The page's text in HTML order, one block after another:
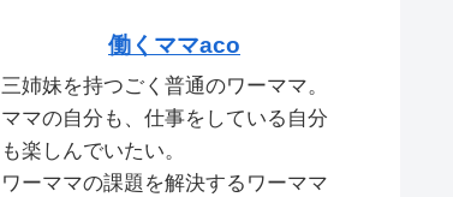
働くママaco
三姉妹を持つごく普通のワーママ。
ママの自分も、仕事をしている自分
も楽しんでいたい。
ワーママの課題を解決するワーママ